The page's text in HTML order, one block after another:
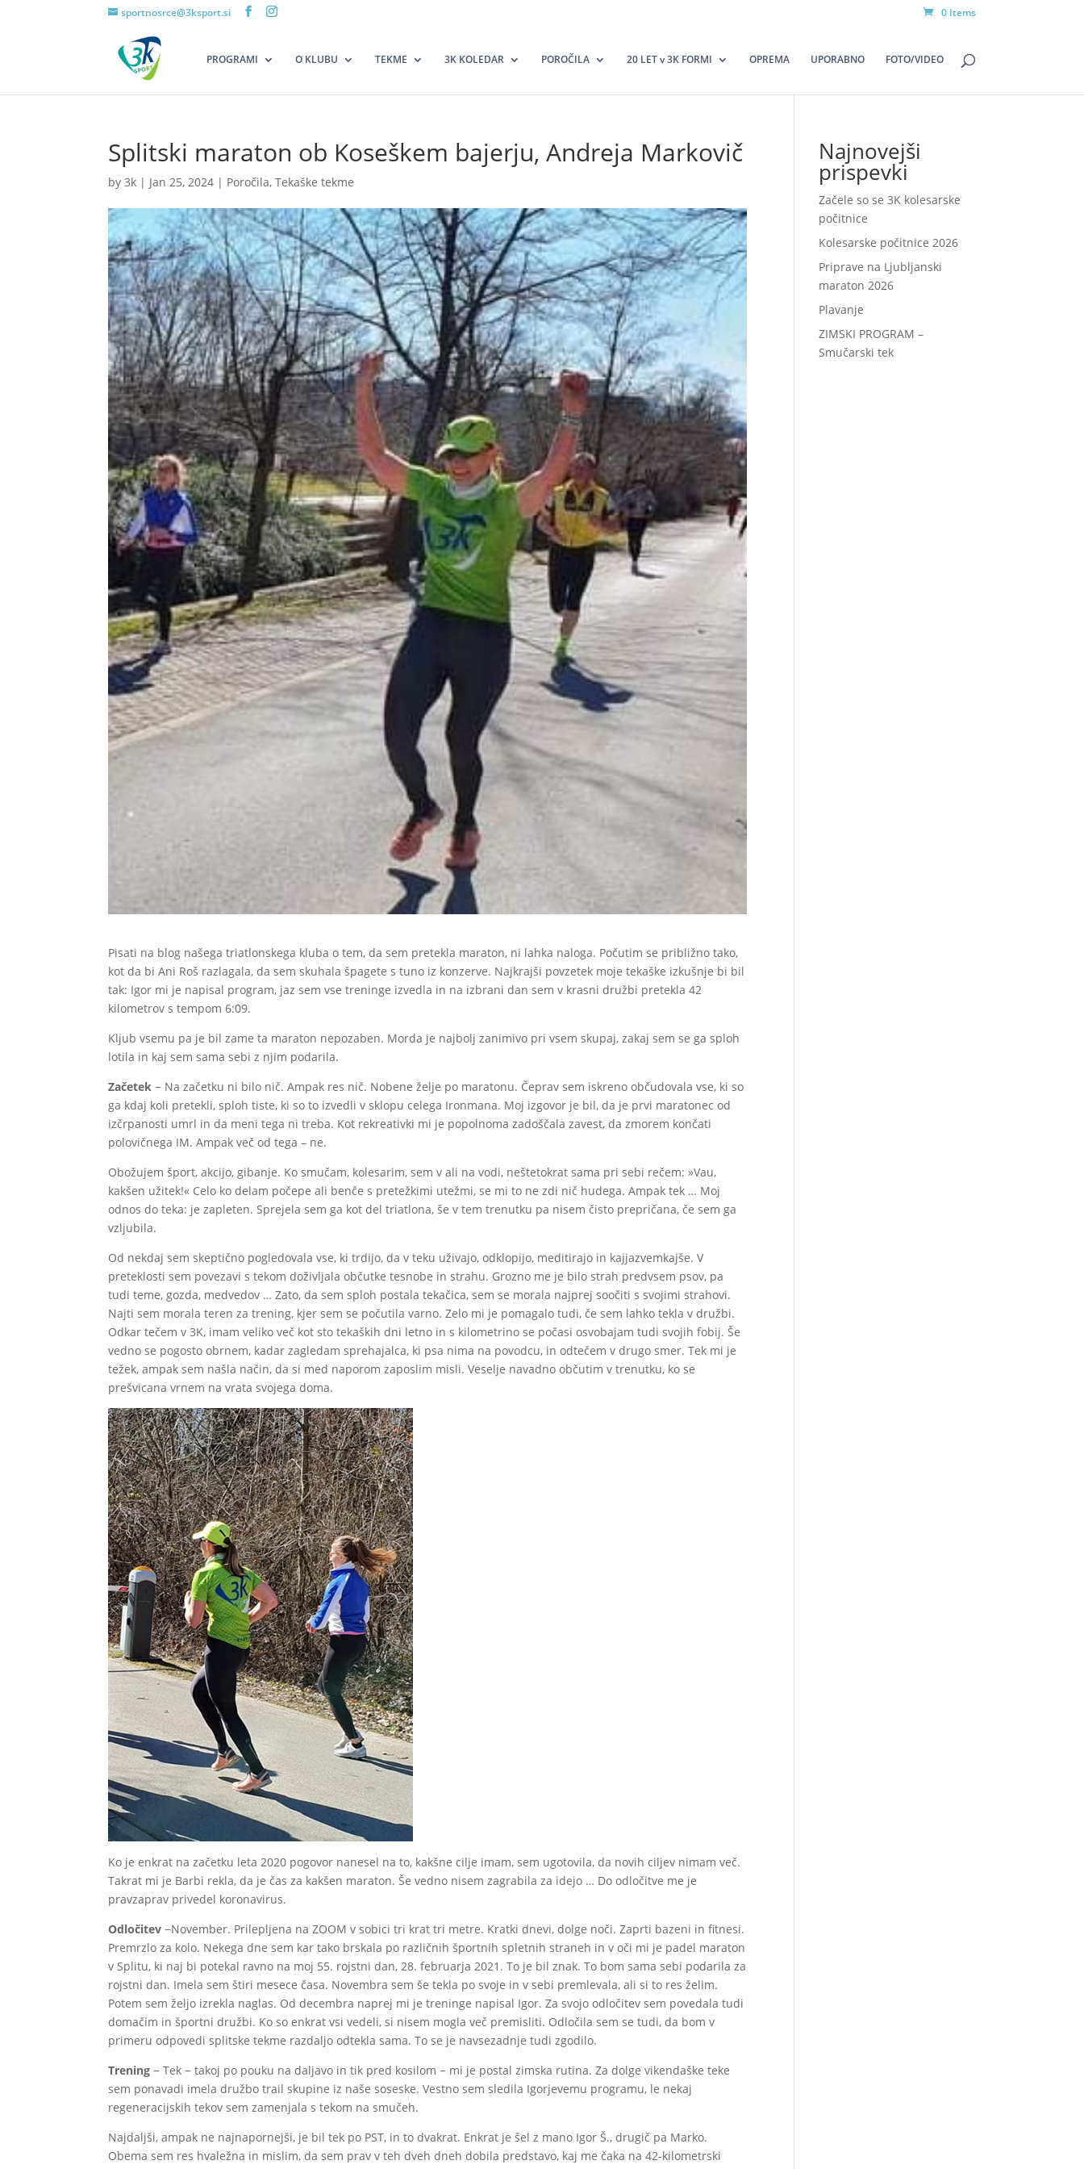
sportnosrce@3ksport.si 0 Items
PROGRAMI O KLUBU TEKME 3K KOLEDAR POROČILA 20 LET v 3K FORMI OPREMA UPORABNO FOTO/VIDEO
Splitski maraton ob Koseškem bajerju, Andreja Markovič
by3k | Jan 25, 2024 | Poročila,Tekaške tekme
Pisati na blog našega triatlonskega kluba o tem, da sem pretekla maraton, ni lahka naloga. Počutim se približno tako,
kot da bi Ani Roš razlagala, da sem skuhala špagete s tuno iz konzerve. Najkrajši povzetek moje tekaške izkušnje bi bil
tak: Igor mi je napisal program, jaz sem vse treninge izvedla in na izbrani dan sem v krasni družbi pretekla 42
kilometrov s tempom 6:09.
Kljub vsemu pa je bil zame ta maraton nepozaben. Morda je najbolj zanimivo pri vsem skupaj, zakaj sem se ga sploh
lotila in kaj sem sama sebi z njim podarila.
Začetek− Na začetku ni bilo nič. Ampak res nič. Nobene želje po maratonu. Čeprav sem iskreno občudovala vse, ki so
ga kdaj koli pretekli, sploh tiste, ki so to izvedli v sklopu celega Ironmana. Moj izgovor je bil, da je prvi maratonec od
izčrpanosti umrl in da meni tega ni treba. Kot rekreativki mi je popolnoma zadoščala zavest, da zmorem končati
polovičnega IM. Ampak več od tega – ne.
Obožujem šport, akcijo, gibanje. Ko smučam, kolesarim, sem v ali na vodi, neštetokrat sama pri sebi rečem: »Vau,
kakšen užitek!« Celo ko delam počepe ali benče s pretežkimi utežmi, se mi to ne zdi nič hudega. Ampak tek … Moj
odnos do teka: je zapleten. Sprejela sem ga kot del triatlona, še v tem trenutku pa nisem čisto prepričana, če sem ga
vzljubila.
Od nekdaj sem skeptično pogledovala vse, ki trdijo, da v teku uživajo, odklopijo, meditirajo in kajjazvemkajše. V
preteklosti sem povezavi s tekom doživljala občutke tesnobe in strahu. Grozno me je bilo strah predvsem psov, pa
tudi teme, gozda, medvedov … Zato, da sem sploh postala tekačica, sem se morala najprej soočiti s svojimi strahovi.
Najti sem morala teren za trening, kjer sem se počutila varno. Zelo mi je pomagalo tudi, če sem lahko tekla v družbi.
Odkar tečem v 3K, imam veliko več kot sto tekaških dni letno in s kilometrino se počasi osvobajam tudi svojih fobij. Še
vedno se pogosto obrnem, kadar zagledam sprehajalca, ki psa nima na povodcu, in odtečem v drugo smer. Tek mi je
težek, ampak sem našla način, da si med naporom zaposlim misli. Veselje navadno občutim v trenutku, ko se
prešvicana vrnem na vrata svojega doma.
Ko je enkrat na začetku leta 2020 pogovor nanesel na to, kakšne cilje imam, sem ugotovila, da novih ciljev nimam več.
Takrat mi je Barbi rekla, da je čas za kakšen maraton. Še vedno nisem zagrabila za idejo … Do odločitve me je
pravzaprav privedel koronavirus.
Odločitev−November. Prilepljena na ZOOM v sobici tri krat tri metre. Kratki dnevi, dolge noči. Zaprti bazeni in fitnesi.
Premrzlo za kolo. Nekega dne sem kar tako brskala po različnih športnih spletnih straneh in v oči mi je padel maraton
v Splitu, ki naj bi potekal ravno na moj 55. rojstni dan, 28. februarja 2021. To je bil znak. To bom sama sebi podarila za
rojstni dan. Imela sem štiri mesece časa. Novembra sem še tekla po svoje in v sebi premlevala, ali si to res želim.
Potem sem željo izrekla naglas. Od decembra naprej mi je treninge napisal Igor. Za svojo odločitev sem povedala tudi
domačim in športni družbi. Ko so enkrat vsi vedeli, si nisem mogla več premisliti. Odločila sem se tudi, da bom v
primeru odpovedi splitske tekme razdaljo odtekla sama. To se je navsezadnje tudi zgodilo.
Trening− Tek − takoj po pouku na daljavo in tik pred kosilom − mi je postal zimska rutina. Za dolge vikendaške teke
sem ponavadi imela družbo trail skupine iz naše soseske. Vestno sem sledila Igorjevemu programu, le nekaj
regeneracijskih tekov sem zamenjala s tekom na smučeh.
Najdaljši, ampak ne najnapornejši, je bil tek po PST, in to dvakrat. Enkrat je šel z mano Igor Š., drugič pa Marko.
Obema sem res hvaležna in mislim, da sem prav v teh dveh dneh dobila predstavo, kaj me čaka na 42-kilometrski
Najnovejši
prispevki
Začele so se 3K kolesarske
počitnice
Kolesarske počitnice 2026
Priprave na Ljubljanski
maraton 2026
Plavanje
ZIMSKI PROGRAM –
Smučarski tek